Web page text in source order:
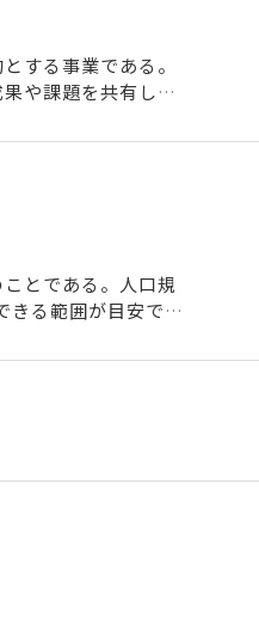
する事業である。
や課題を共有し、
とである。人口規
きる範囲が目安であ